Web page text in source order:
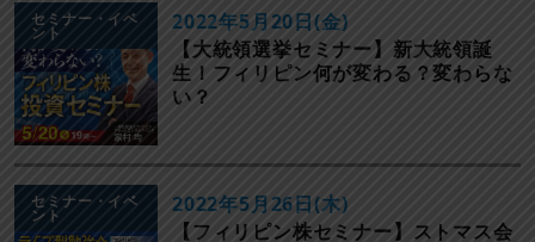
セミナー・イベ
ント
【大統領選挙セミナー】新大統領誕
生！フィリピン何が変わる？変わらな
い？
2022年5月20日(金)
セミナー・イベ
ント
【フィリピン株セミナー】ストマス会
2022年5月26日(木)